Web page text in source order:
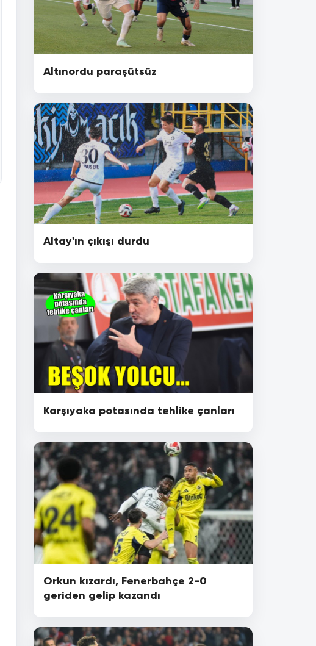
Altınordu paraşütsüz
Altay'ın çıkışı durdu
Karşıyaka potasında tehlike çanları
Orkun kızardı, Fenerbahçe 2-0
geriden gelip kazandı